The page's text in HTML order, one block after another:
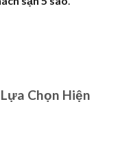
Chọn Hiện